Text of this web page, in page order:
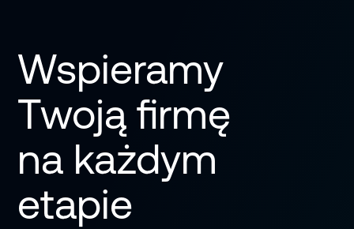
Wspieramy
Twoją firmę
na każdym
etapie